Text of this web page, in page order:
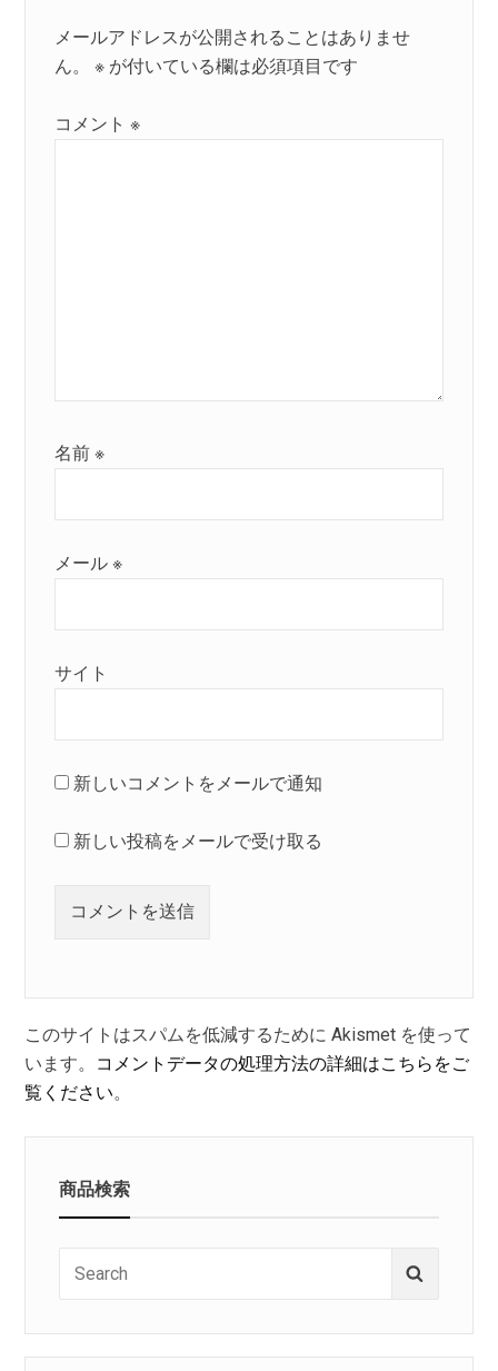
メールアドレスが公開されることはありませ
ん。
※ が付いている欄は必須項目です
コメント※
名前※
メール※
サイト
新しいコメントをメールで通知
新しい投稿をメールで受け取る
このサイトはスパムを低減するために Akismet を使って
います。 コメントデータの処理方法の詳細はこちらをご
覧ください。
商品検索